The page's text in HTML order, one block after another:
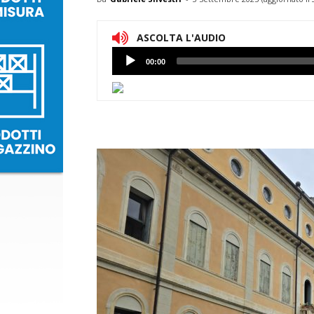
ASCOLTA L'AUDIO
Lettore
Audio
00:00